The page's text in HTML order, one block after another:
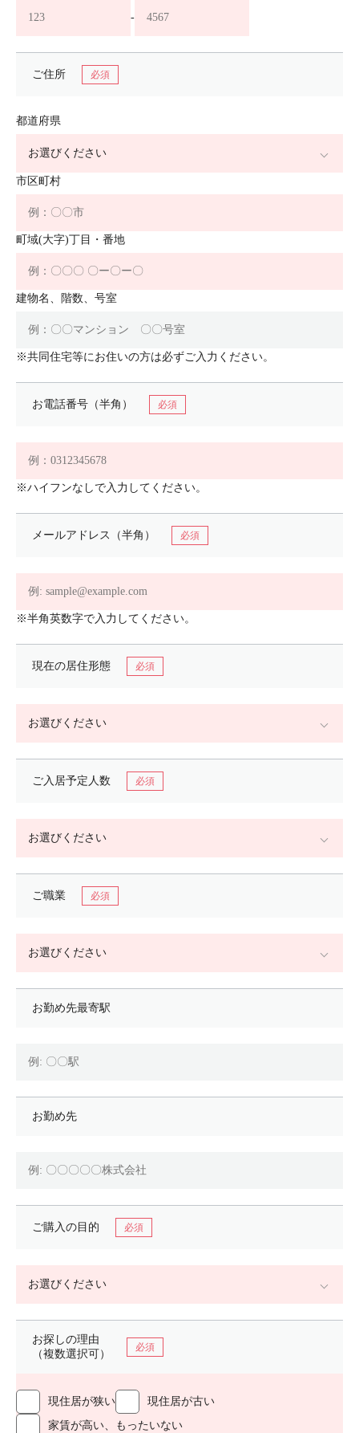
-
ご住所
都道府県
市区町村
町域(大字)丁目・番地
建物名、階数、号室
※共同住宅等にお住いの方は必ずご入力ください。
お電話番号（半角）
※ハイフンなしで入力してください。
メールアドレス（半角）
※半角英数字で入力してください。
現在の居住形態
ご入居予定人数
ご職業
お勤め先最寄駅
お勤め先
ご購入の目的
お探しの理由
（複数選択可）
現住居が狭い
現住居が古い
家賃が高い、もったいない